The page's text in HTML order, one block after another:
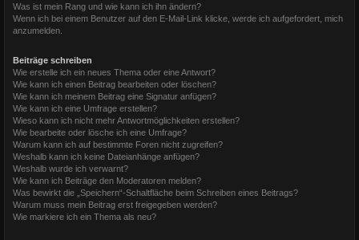
Was ist mein Rang und wie kann ich ihn ändern?
Wenn ich bei einem Benutzer auf den E-Mail-Link klicke, werde ich aufgefordert, mich
anzumelden.
Beiträge schreiben
Wie erstelle ich ein neues Thema oder eine Antwort?
Wie kann ich einen Beitrag bearbeiten oder löschen?
Wie kann ich meinem Beitrag eine Signatur anfügen?
Wie kann ich eine Umfrage erstellen?
Wieso kann ich nicht mehr Antwortmöglichkeiten erstellen?
Wie bearbeite oder lösche ich eine Umfrage?
Warum kann ich auf bestimmte Foren nicht zugreifen?
Weshalb kann ich keine Dateianhänge anfügen?
Weshalb wurde ich verwarnt?
Wie kann ich Beiträge den Moderatoren melden?
Was bewirkt die „Speichern“-Schaltfläche beim Schreiben eines Beitrags?
Warum muss mein Beitrag erst freigegeben werden?
Wie markiere ich ein Thema als neu?